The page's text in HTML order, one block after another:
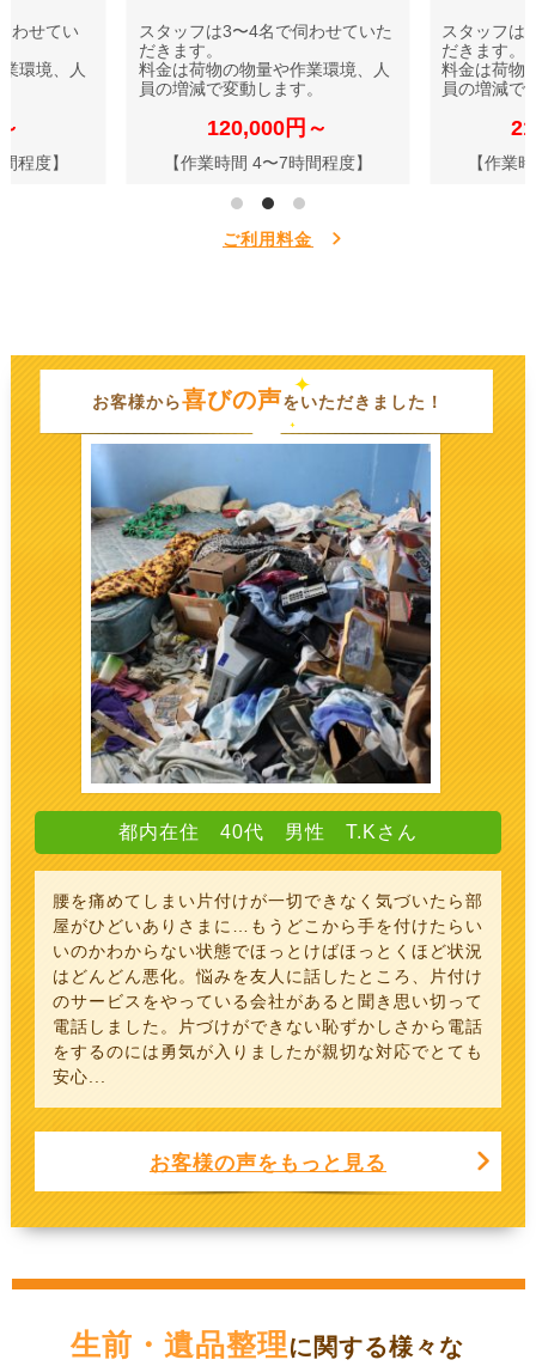
わせてい
環境、人
程度】
スタッフは3〜4名で伺わせていた
だきます。
料金は荷物の物量や作業環境、人
員の増減で変動します。
120,000円～
【作業時間 4〜7時間程度】
スタッフは
だきます。
料金は荷物
員の増減で
【作業
ご利用料金
お客様から喜びの声をいただきました！
都内在住 40代 男性 T.Kさん
腰を痛めてしまい片付けが一切できなく気づいたら部
屋がひどいありさまに…もうどこから手を付けたらい
いのかわからない状態でほっとけばほっとくほど状況
はどんどん悪化。悩みを友人に話したところ、片付け
のサービスをやっている会社があると聞き思い切って
電話しました。片づけができない恥ずかしさから電話
をするのには勇気が入りましたが親切な対応でとても
安心...
お客様の声をもっと見る
生前・遺品整理に関する様々な